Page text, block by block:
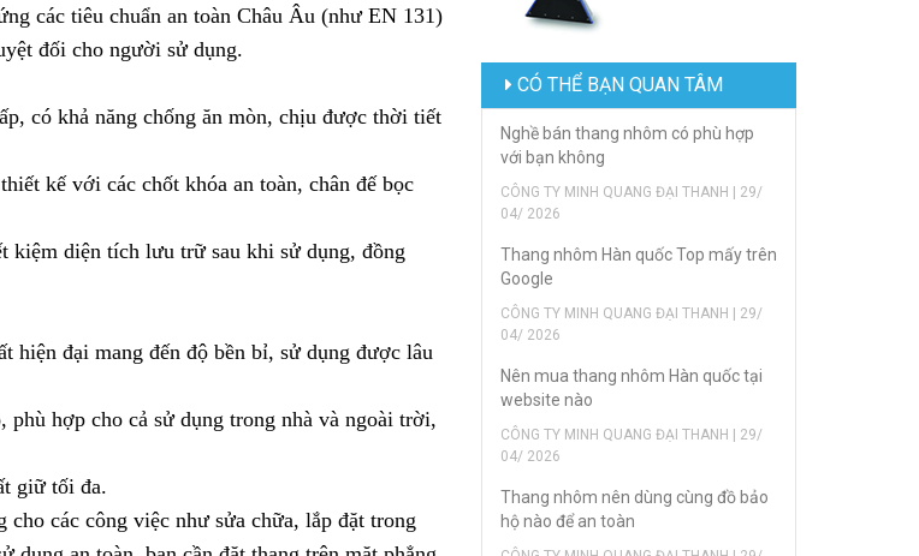
các tiêu chuẩn an toàn Châu Âu (như EN 131)
đối cho người sử dụng.
có khả năng chống ăn mòn, chịu được thời tiết
kế với các chốt khóa an toàn, chân đế bọc
kiệm diện tích lưu trữ sau khi sử dụng, đồng
hiện đại mang đến độ bền bỉ, sử dụng được lâu
hợp cho cả sử dụng trong nhà và ngoài trời,
giữ tối đa.
cho các công việc như sửa chữa, lắp đặt trong
CÓ THỂ BẠN QUAN TÂM
Nghề bán thang nhôm có phù hợp
với bạn không
CÔNG TY MINH QUANG ĐẠI THANH | 29/
04/ 2026
Thang nhôm Hàn quốc Top mấy trên
Google
CÔNG TY MINH QUANG ĐẠI THANH | 29/
04/ 2026
Nên mua thang nhôm Hàn quốc tại
website nào
CÔNG TY MINH QUANG ĐẠI THANH | 29/
04/ 2026
Thang nhôm nên dùng cùng đồ bảo
hộ nào để an toàn